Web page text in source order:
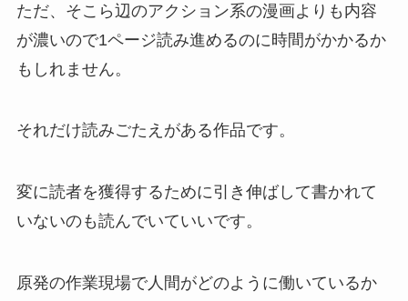
ただ、そこら辺のアクション系の漫画よりも内容
が濃いので1ページ読み進めるのに時間がかかるか
もしれません。
それだけ読みごたえがある作品です。
変に読者を獲得するために引き伸ばして書かれて
いないのも読んでいていいです。
原発の作業現場で人間がどのように働いているか